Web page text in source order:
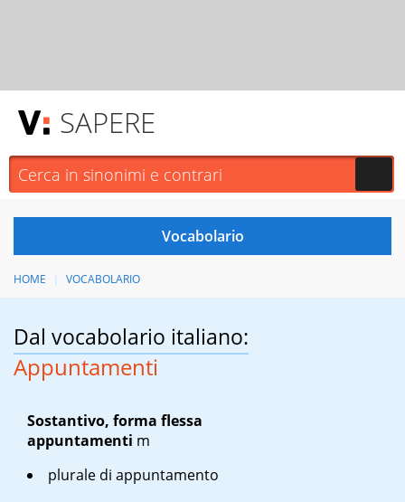
SAPERE
HOME VOCABOLARIO
Dal vocabolario italiano:
Appuntamenti
Sostantivo, forma flessa
appuntamenti m
plurale di appuntamento